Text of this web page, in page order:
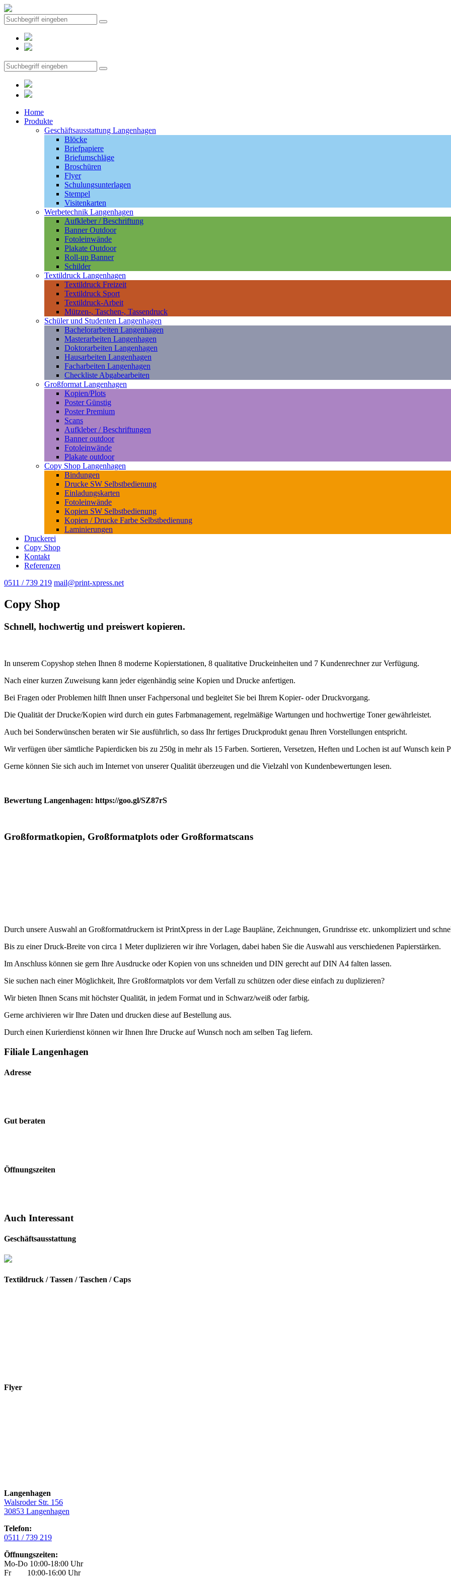
Home
Produkte
Geschäftsausstattung Langenhagen
Blöcke
Briefpapiere
Briefumschläge
Broschüren
Flyer
Schulungsunterlagen
Stempel
Visitenkarten
Werbetechnik Langenhagen
Aufkleber / Beschriftung
Banner Outdoor
Fotoleinwände
Plakate Outdoor
Roll-up Banner
Schilder
Textildruck Langenhagen
Textildruck Freizeit
Textildruck Sport
Textildruck-Arbeit
Mützen-, Taschen-, Tassendruck
Schüler und Studenten Langenhagen
Bachelorarbeiten Langenhagen
Masterarbeiten Langenhagen
Doktorarbeiten Langenhagen
Hausarbeiten Langenhagen
Facharbeiten Langenhagen
Checkliste Abgabearbeiten
Großformat Langenhagen
Kopien/Plots
Poster Günstig
Poster Premium
Scans
Aufkleber / Beschriftungen
Banner outdoor
Fotoleinwände
Plakate outdoor
Copy Shop Langenhagen
Bindungen
Drucke SW Selbstbedienung
Einladungskarten
Fotoleinwände
Kopien SW Selbstbedienung
Kopien / Drucke Farbe Selbstbedienung
Laminierungen
Druckerei
Copy Shop
Kontakt
Referenzen
0511 / 739 219 mail@print-xpress.net
Copy Shop
Schnell, hochwertig und preiswert kopieren.
In unserem Copyshop stehen Ihnen 8 moderne Kopierstationen, 8 qualitative Druckeinheiten und 7 Kundenrechner zur Verfügung.
Nach einer kurzen Zuweisung kann jeder eigenhändig seine Kopien und Drucke anfertigen.
Bei Fragen oder Problemen hilft Ihnen unser Fachpersonal und begleitet Sie bei Ihrem Kopier- oder Druckvorgang.
Die Qualität der Drucke/Kopien wird durch ein gutes Farbmanagement, regelmäßige Wartungen und hochwertige Toner gewährleistet.
Auch bei Sonderwünschen beraten wir Sie ausführlich, so dass Ihr fertiges Druckprodukt genau Ihren Vorstellungen entspricht.
Wir verfügen über sämtliche Papierdicken bis zu 250g in mehr als 15 Farben. Sortieren, Versetzen, Heften und Lochen ist auf Wunsch kein
Gerne können Sie sich auch im Internet von unserer Qualität überzeugen und die Vielzahl von Kundenbewertungen lesen.
Bewertung Langenhagen: https://goo.gl/SZ87rS
Großformatkopien, Großformatplots oder Großformatscans
Durch unsere Auswahl an Großformatdruckern ist PrintXpress in der Lage Baupläne, Zeichnungen, Grundrisse etc. unkompliziert und
Bis zu einer Druck-Breite von circa 1 Meter duplizieren wir ihre Vorlagen, dabei haben Sie die Auswahl aus verschiedenen Papierstärken.
Im Anschluss können sie gern Ihre Ausdrucke oder Kopien von uns schneiden und DIN gerecht auf DIN A4 falten lassen.
Sie suchen nach einer Möglichkeit, Ihre Großformatplots vor dem Verfall zu schützen oder diese einfach zu duplizieren?
Wir bieten Ihnen Scans mit höchster Qualität, in jedem Format und in Schwarz/weiß oder farbig.
Gerne archivieren wir Ihre Daten und drucken diese auf Bestellung aus.
Durch einen Kurierdienst können wir Ihnen Ihre Drucke auf Wunsch noch am selben Tag liefern.
Filiale Langenhagen
Adresse
Gut beraten
Öffnungszeiten
Auch Interessant
Geschäftsausstattung
Textildruck / Tassen / Taschen / Caps
Flyer
Langenhagen
Walsroder Str. 156
30853 Langenhagen
Telefon:
0511 / 739 219
Öffnungszeiten:
Mo-Do 10:00-18:00 Uhr
Fr 10:00-16:00 Uhr